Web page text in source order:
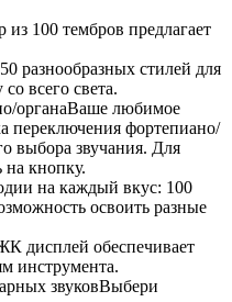
100 тембров предлагает
разнообразных стилей для
всего света.
органаВаше любимое
переключения фортепиано/
выбора звучания. Для
на кнопку.
на каждый вкус: 100
освоить разные
дисплей обеспечивает
инструмента.
звуковВыбери